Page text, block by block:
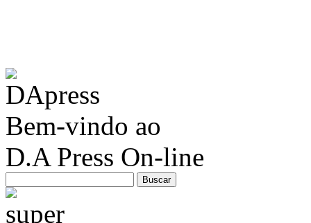
Bem-vindo ao
D.A Press On-line